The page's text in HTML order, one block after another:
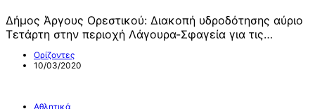
Δήμος Άργους Ορεστικού: Διακοπή υδροδότησης αύριο
Τετάρτη στην περιοχή Λάγουρα-Σφαγεία για τις…
Ορίζοντες
10/03/2020
Αθλητικά